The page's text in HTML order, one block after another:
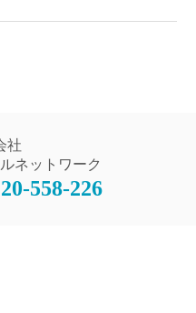
社
ネットワーク
558-226